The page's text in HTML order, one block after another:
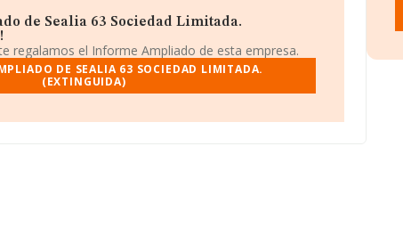
Sociedad Limitada. (extinguida), con CIF B95753406,
núm. 1 Piso 5 B, (48200), en el municipio de Durango, en
de los datos de hasta 6.263 empresas, la
alcanza los 14.388 millones de euros y se calcula un
de Vizcaya, en la base de datos INFORMA constan 256
de Sealia 63 Sociedad Limitada.
regalamos el Informe Ampliado de esta empresa.
DE SEALIA 63 SOCIEDAD LIMITADA.
(EXTINGUIDA)